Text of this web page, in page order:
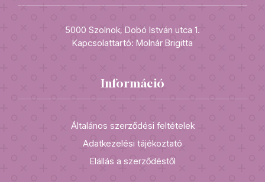
5000 Szolnok, Dobó István utca 1.
Kapcsolattartó: Molnár Brigitta
Információ
Általános szerződési feltételek
Adatkezelési tájékoztató
Elállás a szerződéstől